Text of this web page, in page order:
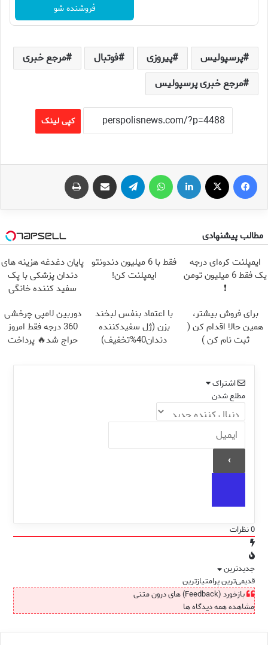
فروشنده شو
پرسپولیس پیروزی فوتبال
مرجع خبری
مرجع خبری پرسپولیس
کپی لینک
فیس بوک لینکدین تلگرام اشتراک گذاری از طریق ایمیل
مطالب پیشنهادی
ایمپلنت کره‌ای درجه
یک فقط 6 میلیون تومن
❗
فقط با 6 میلیون دندونتو
ایمپلنت کن!
پایان دغدغه هزینه های
دندان پزشکی با پک
سفید کننده خانگی
برای فروش بیشتر،
همین حالا اقدام کن (
ثبت نام کن )
با اعتماد بنفس لبخند
بزن (ژل سفیدکننده
دندان40%تخفیف)
دوربین لامپی چرخشی
360 درجه فقط امروز
حراج شد🔥 پرداخت
اشتراک
مطلع شدن
0نظرات
جدیدترین
قدیمی‌ترینپرامتیازترین
بازخورد (Feedback) های درون متنی
مشاهده همه دیدگاه ها